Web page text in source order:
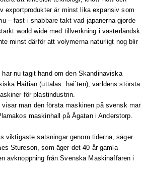
exportprodukter är minst lika expansiv som
– fast i snabbare takt vad japanerna gjorde
world wide med tillverkning i västerländsk
minst därför att volymerna naturligt nog blir
har nu tagit hand om den Skandinaviska
Haitian (uttalas: hai´ten), världens största
för plastindustrin.
visar man den första maskinen på svensk
maskinhall på Ågatan i Anderstorp.
viktigaste satsningar genom tiderna, säger
Stureson, som äger det 40 år gamla
avknoppning från Svenska Maskinaffären i